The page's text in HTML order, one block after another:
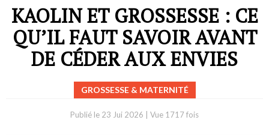
KAOLIN ET GROSSESSE : CE
QU’IL FAUT SAVOIR AVANT
DE CÉDER AUX ENVIES
GROSSESSE & MATERNITÉ
Publié le 23 Jui 2026 Vue 1717 fois